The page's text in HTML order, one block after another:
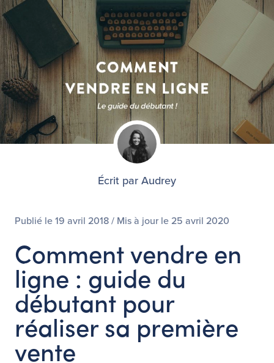
Écrit par Audrey
Publié le 19 avril 2018 / Mis à jour le 25 avril 2020
Comment vendre en
ligne : guide du
débutant pour
réaliser sa première
vente